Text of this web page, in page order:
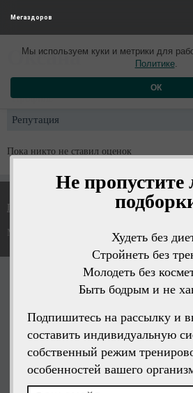
Не
Худеть без
Стройнеть без
Молодеть без
Быть бодрым и не
Подпишитесь на рассылку и
составить индивидуальную
собственный режим
особенностей вашего
Мегаздоров
Мы используем куки и метрики для
Политике.
ОК
Оксана4 года назад
Профиль
Репутация
Пока никто не ставил оценок
Политика конфиденциальности
Мегаздоров © 2026